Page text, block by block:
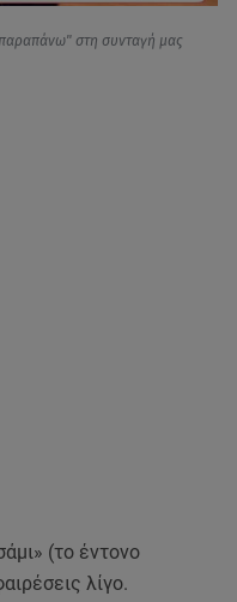
παραπάνω" στη συνταγή μας
(το έντονο
λίγο.